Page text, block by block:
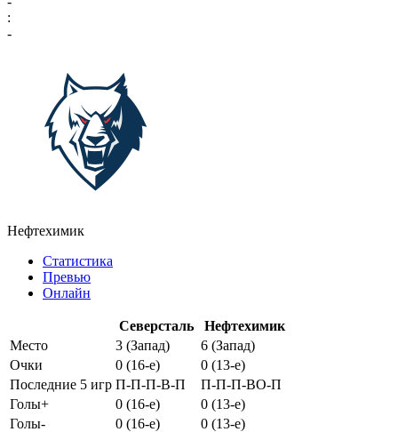
:
-
Нефтехимик
Статистика
Превью
Онлайн
Северсталь
Нефтехимик
Место
3 (Запад)
6 (Запад)
Очки
0 (16-e)
0 (13-e)
Последние 5 игр П-П-П-В-П
П-П-П-ВО-П
Голы+
0 (16-e)
0 (13-e)
Голы-
0 (16-e)
0 (13-e)